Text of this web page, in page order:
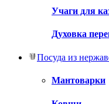
Учаги для
Духовка
Посуда из
Мантоварки